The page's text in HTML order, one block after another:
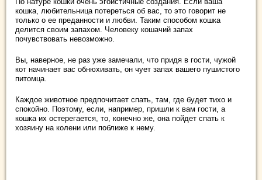
кошка, любительница потереться об вас, то это говорит не
только о ее преданности и любви. Таким способом кошка
делится своим запахом. Человеку кошачий запах
почувствовать невозможно.
Вы, наверное, не раз уже замечали, что придя в гости, чужой
кот начинает вас обнюхивать, он чует запах вашего пушистого
питомца.
Каждое животное предпочитает спать, там, где будет тихо и
спокойно. Поэтому, если, например, пришли к вам гости, а
кошка их остерегается, то, конечно же, она пойдет спать к
хозяину на колени или поближе к нему.